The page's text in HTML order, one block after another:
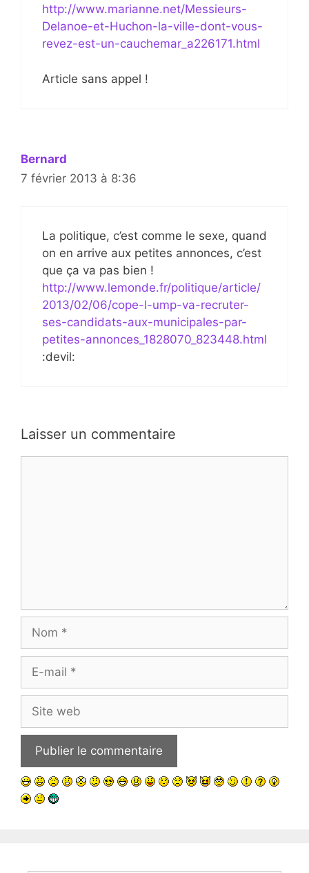
http://www.marianne.net/Messieurs-
Delanoe-et-Huchon-la-ville-dont-vous-
revez-est-un-cauchemar_a226171.html
Article sans appel !
Bernard
7 février 2013 à 8:36
La politique, c’est comme le sexe, quand
on en arrive aux petites annonces, c’est
que ça va pas bien !
http://www.lemonde.fr/politique/article/
2013/02/06/cope-l-ump-va-recruter-
ses-candidats-aux-municipales-par-
petites-annonces_1828070_823448.html
:devil:
Laisser un commentaire
mail
web